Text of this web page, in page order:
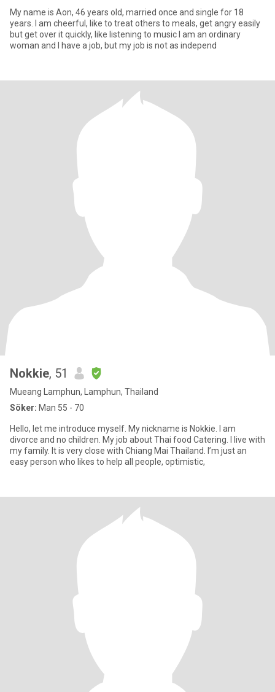
My name is Aon, 46 years old, married once and single for 18
years. I am cheerful, like to treat others to meals, get angry easily
but get over it quickly, like listening to music I am an ordinary
woman and I have a job, but my job is not as independ
Nokkie, 51
Mueang Lamphun, Lamphun, Thailand
Söker: Man 55 - 70
Hello, let me introduce myself. My nickname is Nokkie. I am
divorce and no children. My job about Thai food Catering. I live with
my family. It is very close with Chiang Mai Thailand. I’m just an
easy person who likes to help all people, optimistic,